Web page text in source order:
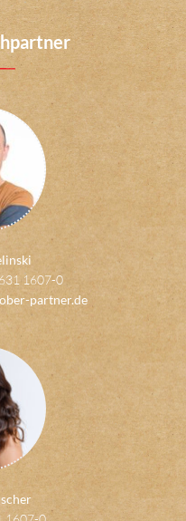
1607-0
partner.de